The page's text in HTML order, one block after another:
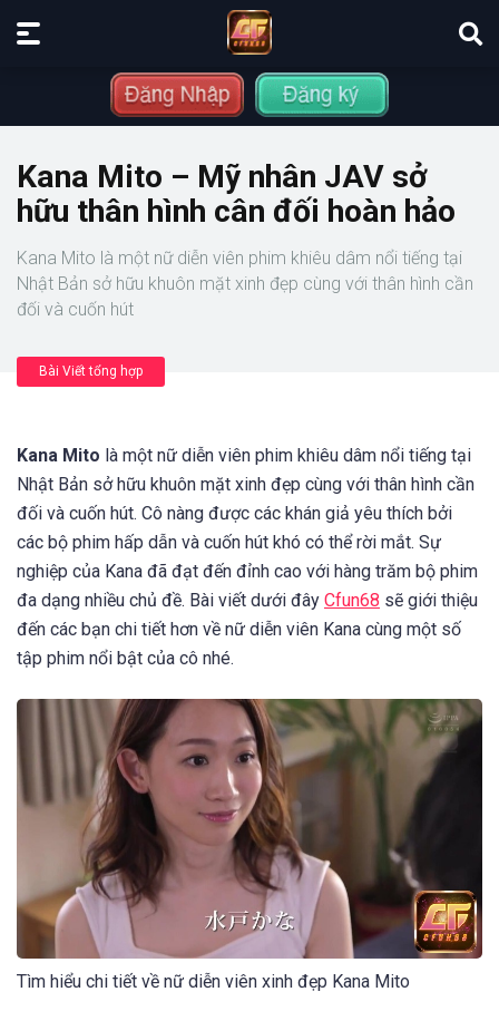
Kana Mito – Mỹ nhân JAV sở
hữu thân hình cân đối hoàn hảo
Kana Mito là một nữ diễn viên phim khiêu dâm nổi tiếng tại
Nhật Bản sở hữu khuôn mặt xinh đẹp cùng với thân hình cần
đối và cuốn hút
Bài Viết tổng hợp
Kana Mito là một nữ diễn viên phim khiêu dâm nổi tiếng tại
Nhật Bản sở hữu khuôn mặt xinh đẹp cùng với thân hình cần
đối và cuốn hút. Cô nàng được các khán giả yêu thích bởi
các bộ phim hấp dẫn và cuốn hút khó có thể rời mắt. Sự
nghiệp của Kana đã đạt đến đỉnh cao với hàng trăm bộ phim
đa dạng nhiều chủ đề. Bài viết dưới đây Cfun68 sẽ giới thiệu
đến các bạn chi tiết hơn về nữ diễn viên Kana cùng một số
tập phim nổi bật của cô nhé.
Tìm hiểu chi tiết về nữ diễn viên xinh đẹp Kana Mito